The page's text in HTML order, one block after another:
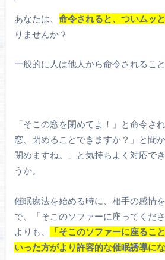
あなたは、 命令されると、ついムッ
りませんか？
一般的に人は他人から命令されること
「そこの窓を閉めてよ！」と命令さ
窓、閉めることできますか？」と聞
閉めますね。」と気持ちよく対応で
うか。
催眠療法を始める時に、相手の感情
で、「そこのソファーに座ってくだ
よりも、
「そこのソファーに座るこ
いった方がより許容的な催眠誘導に